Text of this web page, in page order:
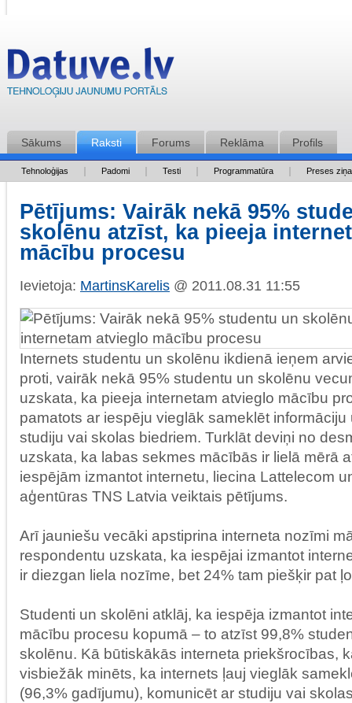
Sākums Raksti Forums Reklāma Profils
Tehnoloģijas Padomi Testi Programmatūra Preses
Pētījums: Vairāk nekā 95%
skolēnu atzīst, ka pieeja
mācību procesu
Ievietoja: MartinsKarelis @ 2011.08.31 11:55
Internets studentu un skolēnu ikdienā ieņem
proti, vairāk nekā 95% studentu un skolēnu
uzskata, ka pieeja internetam atvieglo mācību
pamatots ar iespēju vieglāk sameklēt
studiju vai skolas biedriem. Turklāt deviņi no
uzskata, ka labas sekmes mācībās ir lielā mērā
iespējām izmantot internetu, liecina Lattelecom
aģentūras TNS Latvia veiktais pētījums.
Arī jauniešu vecāki apstiprina interneta nozīmi
respondentu uzskata, ka iespējai izmantot
ir diezgan liela nozīme, bet 24% tam piešķir pat
Studenti un skolēni atklāj, ka iespēja izmantot
mācību procesu kopumā – to atzīst 99,8%
skolēnu. Kā būtiskākās interneta priekšrocības,
visbiežāk minēts, ka internets ļauj vieglāk
(96,3% gadījumu), komunicēt ar studiju vai